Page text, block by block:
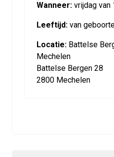
Wanneer: vrijdag van
Leeftijd: van
Locatie: Battelse
Mechelen
Battelse Bergen 28
2800 Mechelen